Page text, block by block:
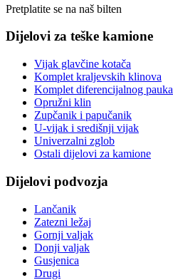
Pretplatite se na naš bilten
Dijelovi za teške kamione
Vijak glavčine kotača
Komplet kraljevskih klinova
Komplet diferencijalnog pauka
Opružni klin
Zupčanik i papučanik
U-vijak i središnji vijak
Univerzalni zglob
Ostali dijelovi za kamione
Dijelovi podvozja
Lančanik
Zatezni ležaj
Gornji valjak
Donji valjak
Gusjenica
Drugi